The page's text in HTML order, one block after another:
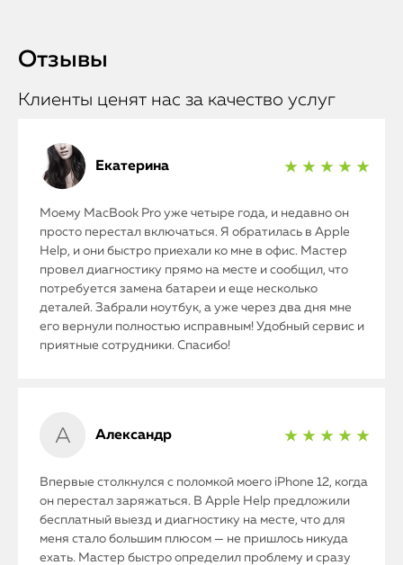
Отзывы
Клиенты ценят нас за качество услуг
Екатерина ★ ★ ★ ★ ★
Моему MacBook Pro уже четыре года, и недавно он
просто перестал включаться. Я обратилась в Apple
Help, и они быстро приехали ко мне в офис. Мастер
провел диагностику прямо на месте и сообщил, что
потребуется замена батареи и еще несколько
деталей. Забрали ноутбук, а уже через два дня мне
его вернули полностью исправным! Удобный сервис и
приятные сотрудники. Спасибо!
Александр ★ ★ ★ ★ ★
Впервые столкнулся с поломкой моего iPhone 12, когда
он перестал заряжаться. В Apple Help предложили
бесплатный выезд и диагностику на месте, что для
меня стало большим плюсом — не пришлось никуда
ехать. Мастер быстро определил проблему и сразу